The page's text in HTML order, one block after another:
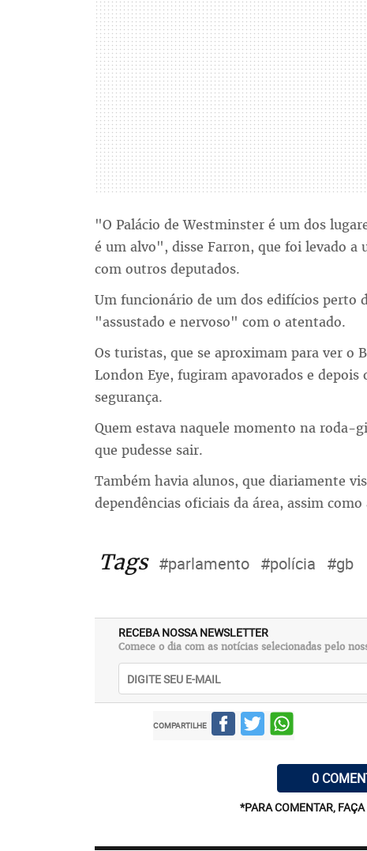
"O Palácio de Westminster é um dos
é um alvo", disse Farron, que foi levado
com outros deputados.
Um funcionário de um dos edifícios perto
"assustado e nervoso" com o atentado.
Os turistas, que se aproximam para ver o
London Eye, fugiram apavorados e depois
segurança.
Quem estava naquele momento na roda-
que pudesse sair.
Também havia alunos, que diariamente
dependências oficiais da área, assim
Tags #parlamento #polícia #gb
RECEBA NOSSA NEWSLETTER
Comece o dia com as notícias selecionadas pelo
COMPARTILHE
0
*PARA COMENTAR, FAÇA